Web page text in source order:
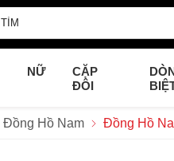
NỮ
CẶP
ĐÔI
Đồng Hồ Nam Đồng Hồ